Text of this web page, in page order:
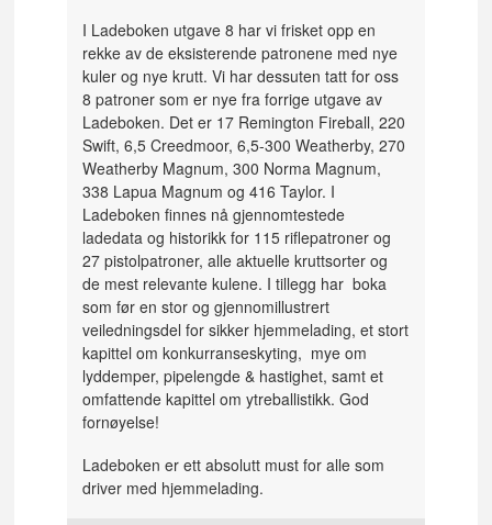
I Ladeboken utgave 8 har vi frisket opp en
rekke av de eksisterende patronene med nye
kuler og nye krutt. Vi har dessuten tatt for oss
8 patroner som er nye fra forrige utgave av
Ladeboken. Det er 17 Remington Fireball, 220
Swift, 6,5 Creedmoor, 6,5-300 Weatherby, 270
Weatherby Magnum, 300 Norma Magnum,
338 Lapua Magnum og 416 Taylor. I
Ladeboken finnes nå gjennomtestede
ladedata og historikk for 115 riflepatroner og
27 pistolpatroner, alle aktuelle kruttsorter og
de mest relevante kulene. I tillegg har boka
som før en stor og gjennomillustrert
veiledningsdel for sikker hjemmelading, et stort
kapittel om konkurranseskyting, mye om
lyddemper, pipelengde & hastighet, samt et
omfattende kapittel om ytreballistikk. God
fornøyelse!
Ladeboken er ett absolutt must for alle som
driver med hjemmelading.